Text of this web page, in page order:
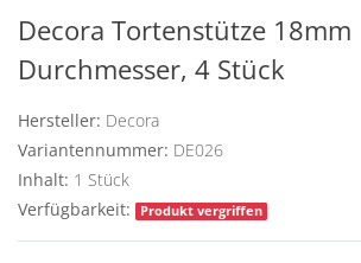
Decora Tortenstütze 18mm
Durchmesser, 4 Stück
Hersteller: Decora
Variantennummer: DE026
Inhalt: 1 Stück
Verfügbarkeit:
Produkt vergriffen